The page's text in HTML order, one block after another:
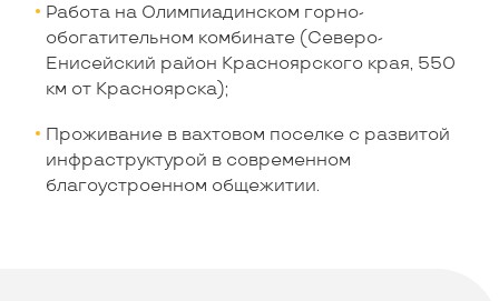
Работа на Олимпиадинском горно-
обогатительном комбинате (Северо-
Енисейский район Красноярского края, 550
км от Красноярска);
Проживание в вахтовом поселке с развитой
инфраструктурой в современном
благоустроенном общежитии.